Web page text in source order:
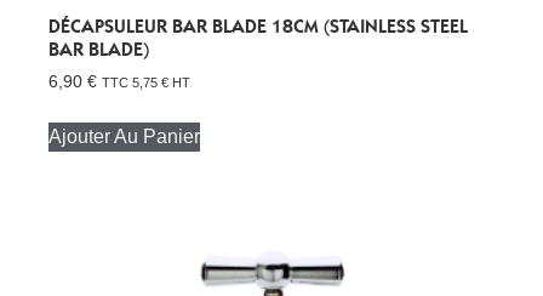
DÉCAPSULEUR BAR BLADE 18CM (STAINLESS STEEL
BAR BLADE)
6,90 € TTC 5,75 € HT
Ajouter Au Panier